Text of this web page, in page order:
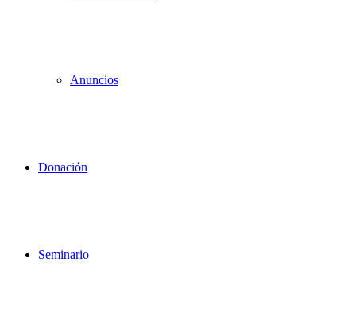
Anuncios
Donación
Seminario